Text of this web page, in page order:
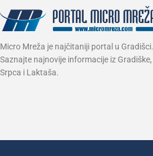
Micro Mreža je najčitaniji portal u Gradišci.
Saznajte najnovije informacije iz Gradiške,
Srpca i Laktaša.